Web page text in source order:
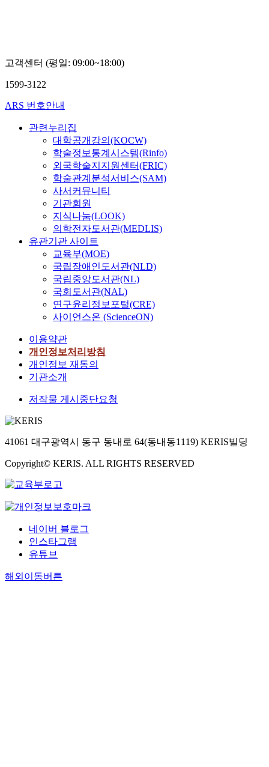
고객센터 (평일: 09:00~18:00)
1599-3122
ARS 번호안내
관련누리집
대학공개강의(KOCW)
학술정보통계시스템(Rinfo)
외국학술지지원센터(FRIC)
학술관계분석서비스(SAM)
사서커뮤니티
기관회원
지식나눔(LOOK)
의학전자도서관(MEDLIS)
유관기관 사이트
교육부(MOE)
국립장애인도서관(NLD)
국립중앙도서관(NL)
국회도서관(NAL)
연구윤리정보포털(CRE)
사이언스온 (ScienceON)
이용약관
개인정보처리방침
개인정보 재동의
기관소개
저작물 게시중단요청
41061 대구광역시 동구 동내로 64(동내동1119) KERIS빌딩
Copyright© KERIS. ALL RIGHTS RESERVED
네이버 블로그
인스타그램
유튜브
해외이동버튼